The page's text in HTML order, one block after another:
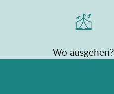
Wo ausgehen?